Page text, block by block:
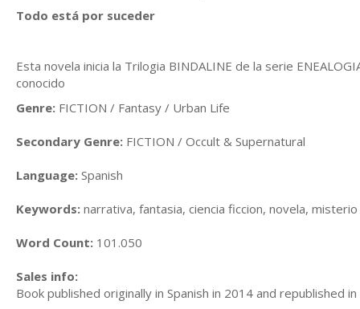
Todo está por suceder
Esta novela inicia la Trilogia BINDALINE de la serie
conocido
Genre: FICTION / Fantasy / Urban Life
Secondary Genre: FICTION / Occult & Supernatural
Language: Spanish
Keywords: narrativa, fantasia, ciencia ficcion, novela, misterio
Word Count: 101.050
Sales info:
Book published originally in Spanish in 2014 and republished